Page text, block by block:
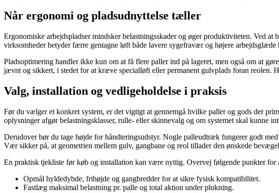
Når ergonomi og pladsudnyttelse tæller
Ergonomiske arbejdspladser mindsker belastningsskader og øger produktiviteten. Ved
virksomheder betyder færre gentagne løft både lavere sygefravær og højere arbejdsglæde
Pladsoptimering handler ikke kun om at få flere paller ind på lageret, men også om at
jævnt og sikkert, i stedet for at kræve specialløft eller permanent gulvplads foran reolen.
Valg, installation og vedligeholdelse i praksis
Før du vælger et konkret system, er det vigtigt at gennemgå hvilke paller og gods der
oplysninger afgør belastningsklasser, rulle- eller skinnevalg og om systemet skal kunne
Derudover bør du tage højde for håndteringsudstyr. Nogle palleudtræk fungerer godt
Vær sikker på, at geometrien mellem gulv, gangbane og reol tillader den ønskede
En praktisk tjekliste før køb og installation kan være nyttig. Overvej følgende punkter for
Opmål hyldedybde, frihøjde og gangbredder for at sikre fysisk kompatibilitet.
Fastlæg maksimal belastning pr. palle og total aktion under plukning.